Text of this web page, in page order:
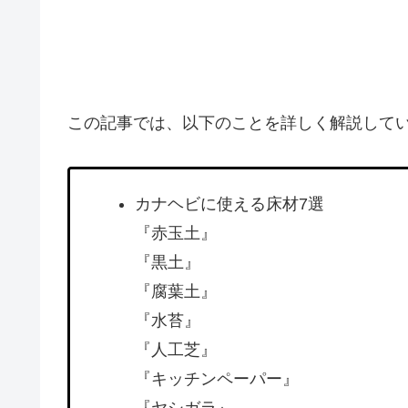
この記事では、以下のことを詳しく解説して
カナヘビに使える床材7選
『赤玉土』
『黒土』
『腐葉土』
『水苔』
『人工芝』
『キッチンペーパー』